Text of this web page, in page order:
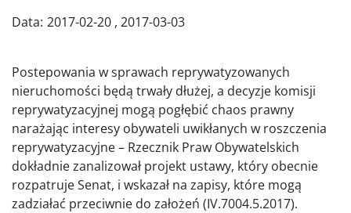
Data: 2017-02-20 , 2017-03-03
Postepowania w sprawach reprywatyzowanych
nieruchomości będą trwały dłużej, a decyzje komisji
reprywatyzacyjnej mogą pogłębić chaos prawny
narażając interesy obywateli uwikłanych w roszczenia
reprywatyzacyjne – Rzecznik Praw Obywatelskich
dokładnie zanalizował projekt ustawy, który obecnie
rozpatruje Senat, i wskazał na zapisy, które mogą
zadziałać przeciwnie do założeń (IV.7004.5.2017).